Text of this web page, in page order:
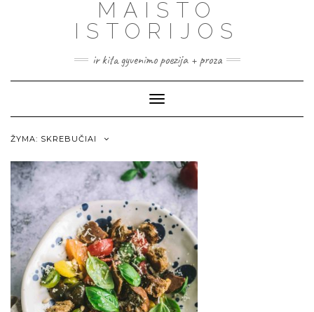
MAISTO
ISTORIJOS
ir kita gyvenimo poezija + proza
Toggle
Navigation
ŽYMA: SKREBUČIAI